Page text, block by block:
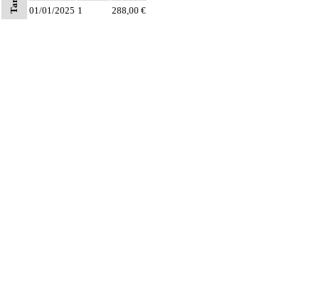
posée par voie vasculaire transcutanée.
01/01/2025 1 288,00 €